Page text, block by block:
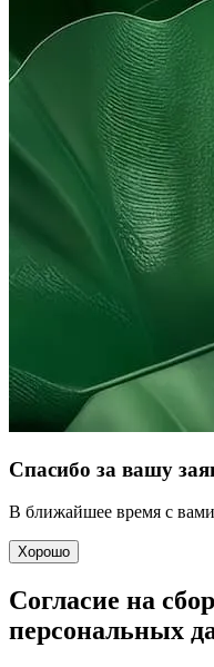
Спасибо за вашу
В ближайшее время с
Хорошо
Согласие на
персональных